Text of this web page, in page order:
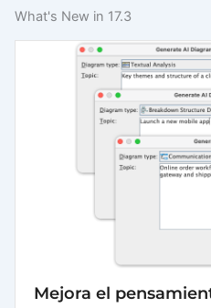
What's New in 17.3
Mejora el